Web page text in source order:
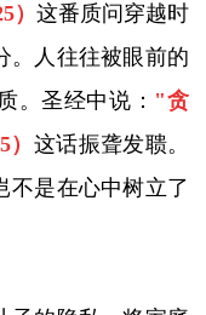
） 这番质问穿越时
。人往往被眼前的
。圣经中说： "贪
5） 这话振聋发聩。
不是在心中树立了